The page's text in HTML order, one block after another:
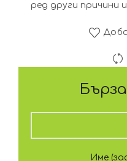
ред други причини
Име